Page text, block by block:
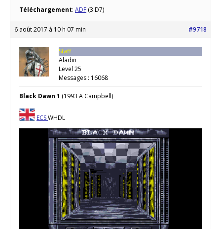
Téléchargement: ADF (3 D7)
6 août 2017 à 10 h 07 min #9718
Staff
Aladin
Level 25
Messages : 16068
Black Dawn 1 (1993 A Campbell)
ECSWHDL